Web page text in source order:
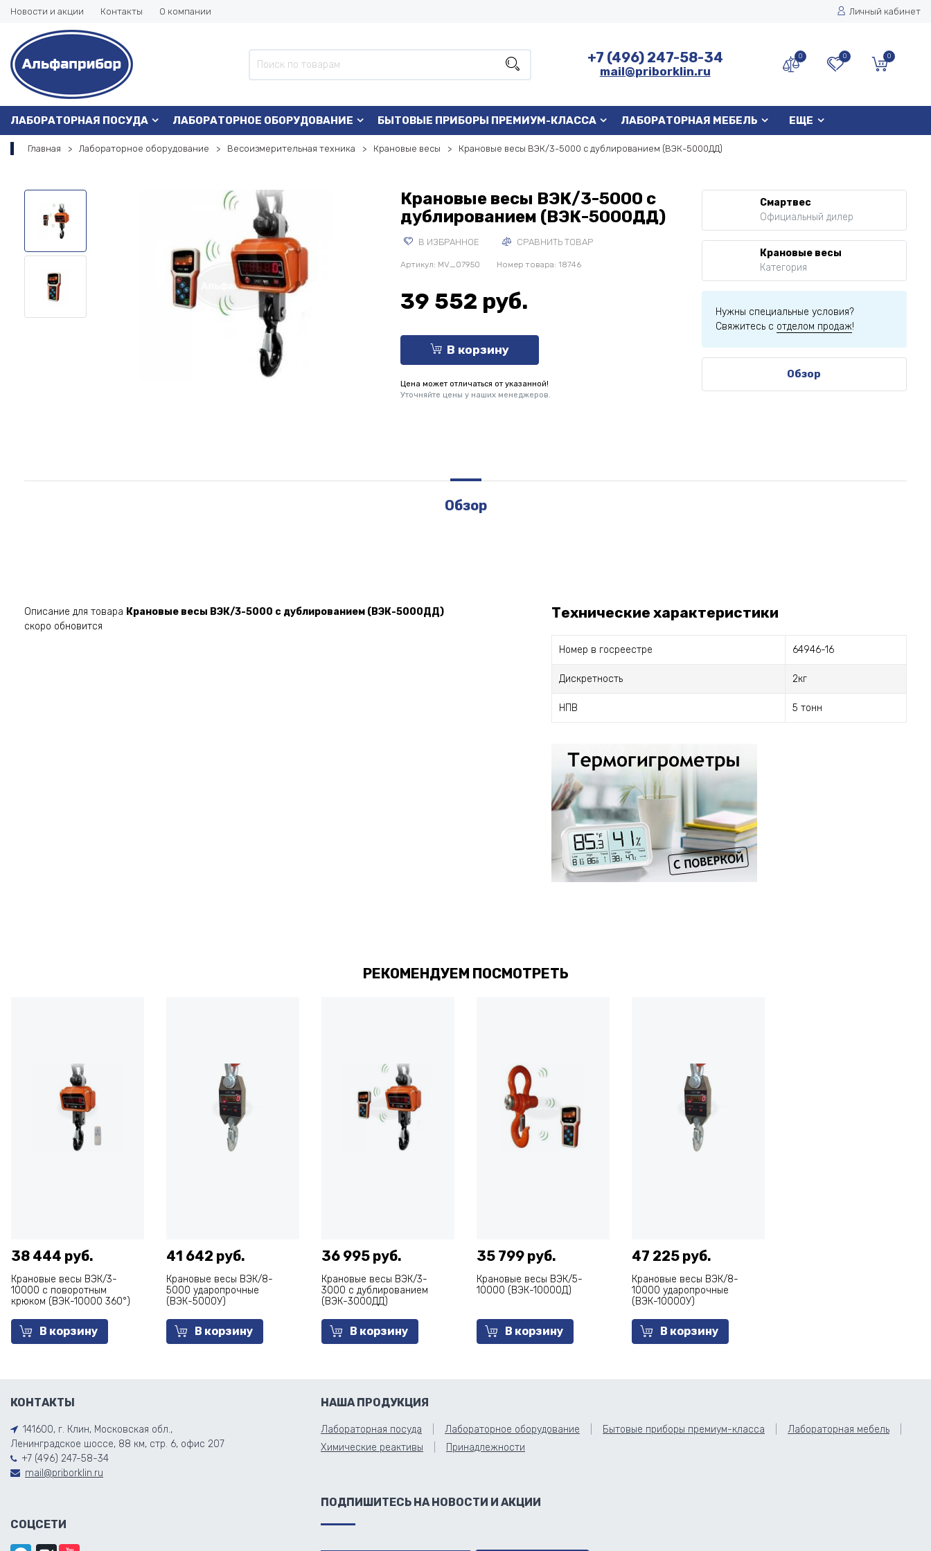
Новости и акции Контакты О компании Личный кабинет
+7 (496) 247-58-34
mail@priborklin.ru
0 0 0
ЛАБОРАТОРНАЯ ПОСУДА ЛАБОРАТОРНОЕ ОБОРУДОВАНИЕ БЫТОВЫЕ ПРИБОРЫ ПРЕМИУМ-КЛАССА ЛАБОРАТОРНАЯ МЕБЕЛЬ ЕЩЕ
Главная Лабораторное оборудование Весоизмерительная техника Крановые весы Крановые весы ВЭК/3-5000 с дублированием (ВЭК-5000ДД)
Крановые весы ВЭК/3-5000 с
дублированием (ВЭК-5000ДД)
В ИЗБРАННОЕ СРАВНИТЬ ТОВАР
Артикул: MV_07950 Номер товара: 18746
39 552 руб.
В корзину
Цена может отличаться от указанной!
Уточняйте цены у наших менеджеров.
Смартвес
Официальный дилер
Крановые весы
Категория
Нужны специальные условия?
Свяжитесь с отделом продаж!
Обзор
Обзор
Описание для товара Крановые весы ВЭК/3-5000 с дублированием (ВЭК-5000ДД)
скоро обновится
Технические характеристики
Номер в госреестре 64946-16
Дискретность 2кг
НПВ 5 тонн
РЕКОМЕНДУЕМ ПОСМОТРЕТЬ
38 444 руб.
Крановые весы ВЭК/3-
10000 с поворотным
крюком (ВЭК-10000 360°)
В корзину
41 642 руб.
Крановые весы ВЭК/8-
5000 ударопрочные
(ВЭК-5000У)
В корзину
36 995 руб.
Крановые весы ВЭК/3-
3000 с дублированием
(ВЭК-3000ДД)
В корзину
35 799 руб.
Крановые весы ВЭК/5-
10000 (ВЭК-10000Д)
В корзину
47 225 руб.
Крановые весы ВЭК/8-
10000 ударопрочные
(ВЭК-10000У)
В корзину
КОНТАКТЫ
141600, г. Клин, Московская обл.,
Ленинградское шоссе, 88 км, стр. 6, офис 207
+7 (496) 247-58-34
mail@priborklin.ru
СОЦСЕТИ
НАША ПРОДУКЦИЯ
Лабораторная посуда Лабораторное оборудование Бытовые приборы премиум-класса
Лабораторная мебель
Химические реактивы
Принадлежности
ПОДПИШИТЕСЬ НА НОВОСТИ И АКЦИИ